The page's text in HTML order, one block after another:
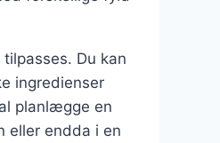
Du kan
ingredienser
planlægge en
eller endda i en